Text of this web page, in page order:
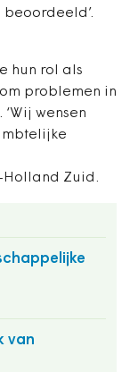
hun rol als
problemen in
wensen
Holland Zuid.
van